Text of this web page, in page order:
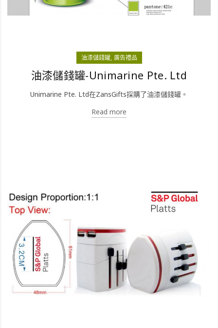
油漆儲錢罐 廣告禮品
油漆儲錢罐-Unimarine Pte. Ltd
Unimarine Pte. Ltd在ZansGifts採購了油漆儲錢罐。
Read more